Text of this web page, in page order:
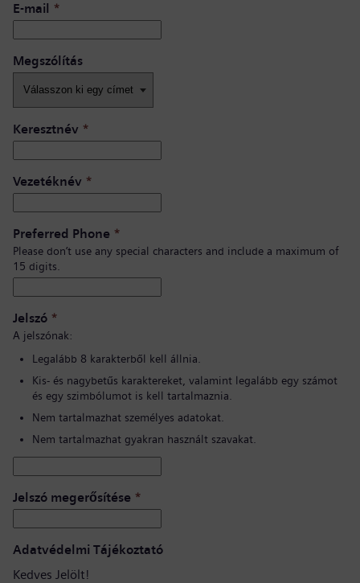
E-mail *
Megszólítás
Keresztnév *
Vezetéknév *
Preferred Phone *
Please don’t use any special characters and include a maximum of
15 digits.
Jelszó *
A jelszónak:
Legalább 8 karakterből kell állnia.
Kis- és nagybetűs karaktereket, valamint legalább egy számot
és egy szimbólumot is kell tartalmaznia.
Nem tartalmazhat személyes adatokat.
Nem tartalmazhat gyakran használt szavakat.
Jelszó megerősítése *
Adatvédelmi Tájékoztató
Kedves Jelölt!